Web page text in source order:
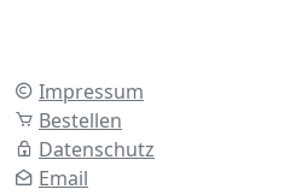
Impressum
Bestellen
Datenschutz
Email